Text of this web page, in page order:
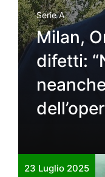
Serie A
Milan,
difetti:
23 Luglio 2025